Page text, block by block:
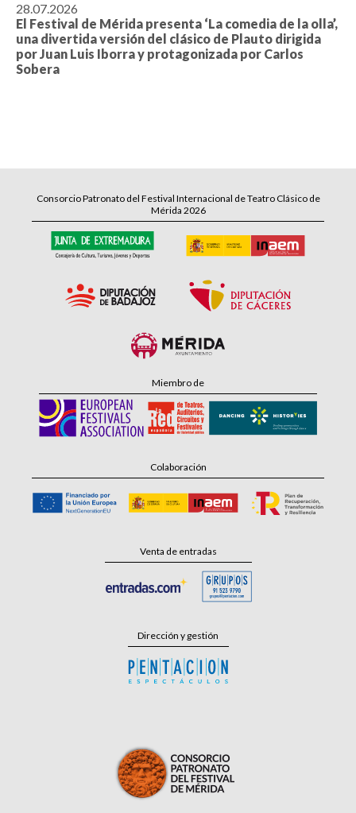
28.07.2026
El Festival de Mérida presenta ‘La comedia de la olla’,
una divertida versión del clásico de Plauto dirigida
por Juan Luis Iborra y protagonizada por Carlos
Sobera
Consorcio Patronato del Festival Internacional de Teatro Clásico de
Mérida 2026
Miembro de
Colaboración
Venta de entradas
Dirección y gestión